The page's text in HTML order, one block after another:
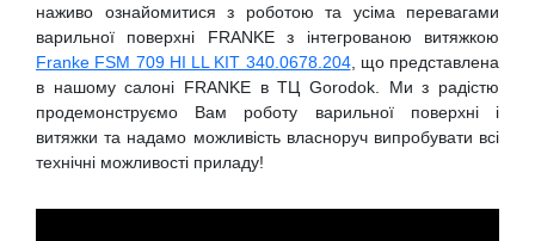
наживо ознайомитися з роботою та усіма перевагами
варильної поверхні FRANKE з інтегрованою витяжкою
Franke FSM 709 HI LL KIT 340.0678.204, що представлена
в нашому салоні FRANKE в ТЦ Gorodok. Ми з радістю
продемонструємо Вам роботу варильної поверхні і
витяжки та надамо можливість власноруч випробувати всі
технічні можливості приладу!